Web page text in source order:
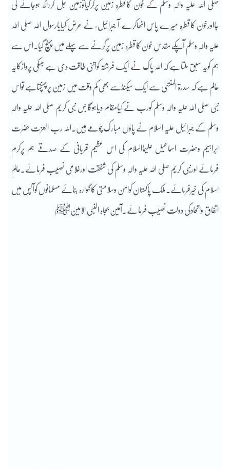
صلی اللہ علیہ والہٖ وسلم کے خون کاقطرہ زمین پرگرگیاتوزمین جل کرراکھ ہوجائے گی
جااورخون کاقطرہ میرے پاس اٹھاکرلے آ جبرائیل ؑ نے عرض کیایارسول اللہ صلی اللہ
علیہ والہٖ وسلم آپکے مقدس خون کاقطرہ زمین پرگرنے سے پہلے میں پہنچ گیا۔اس سے
ہم کویہ سبق ملتاہے کہ اللہ پاک نے ایک فرشتہ کواتنی طاقت دی ہے جسکی پروازکایہ
عالم ہے کہ سدرۃ المنتہیٰ سے ایک سیکنڈسے بھی کم وقت میں زمین پرپہنچتاہے تواس
نبی صلی اللہ علیہ والہٖ وسلم کورب نے کیامقام دیاہوگاجس نبی کریم صلی اللہ علیہ والہٖ
وسلم کے جبرائیل علیہ السلام نے پاؤں مبارک چومے ہیں۔اللہ رب العزت حضرت
ابراہیم وحضرت اسماعیل علیہماالسلام کی اس عظیم قربانی کے صدقے ہم پرکرم
فرمائے اورنبی کریم صلی اللہ علیہ والہٖ وسلم کی شفقت اورغلامی نصیب فرمائے۔عالمِ
اسلام کی خیرفرمائے۔ملک پاکستان کوامن وسلامتی کاگہوارہ بنائے مسلمانوں کوآپس میں
اتفاق واتحادکی دولت نصیب فرمائے۔آمین بجاہ النبی الامینﷺ